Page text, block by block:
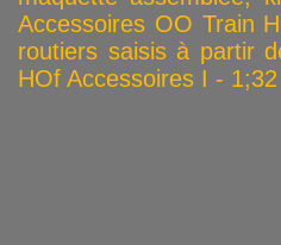
Accessoires OO Train
routiers saisis à partir
HOf Accessoires I - 1;32